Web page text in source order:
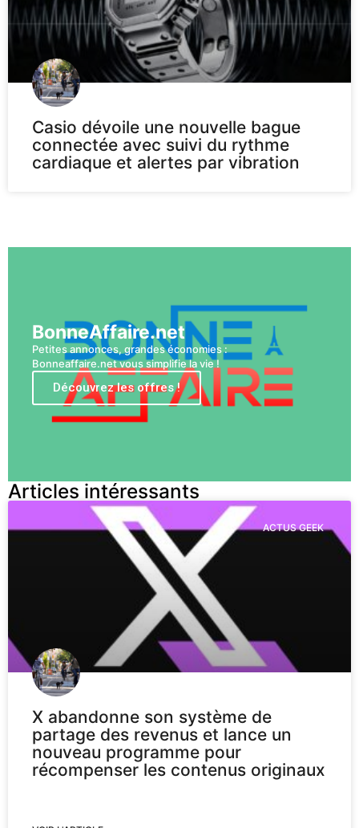
Casio dévoile une nouvelle bague
connectée avec suivi du rythme
cardiaque et alertes par vibration
BonneAffaire.net
Petites annonces, grandes économies :
Bonneaffaire.net vous simplifie la vie !
Découvrez les offres !
Articles intéressants
ACTUS GEEK
X abandonne son système de
partage des revenus et lance un
nouveau programme pour
récompenser les contenus originaux